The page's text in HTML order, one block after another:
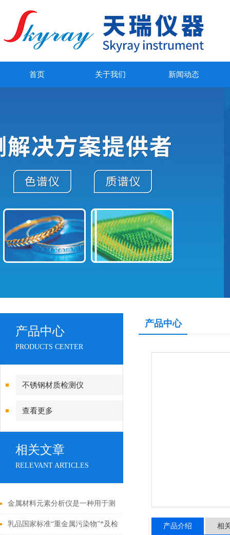
首页 关于我们 新闻动态
产品中心
PRODUCTS CENTER
不锈钢材质检测仪
查看更多
相关文章
RELEVANT ARTICLES
金属材料元素分析仪是一种用于测
定金属的精密仪器
乳品国家标准“重金属污染物”*及检
产品中心
产品介绍 相